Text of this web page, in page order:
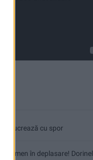
se lucrează cu spor
examen în deplasare! Dorinel